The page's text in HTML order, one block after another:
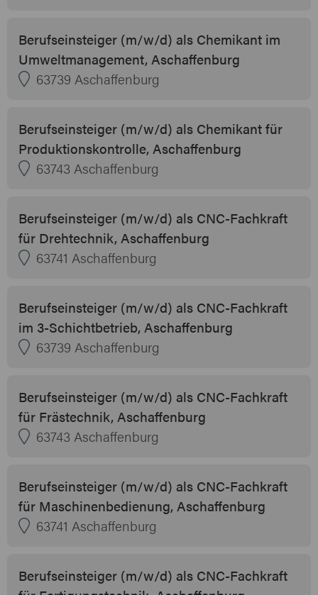
Berufseinsteiger (m/w/d) als Chemikant im
Umweltmanagement, Aschaffenburg
63739 Aschaffenburg
Berufseinsteiger (m/w/d) als Chemikant für
Produktionskontrolle, Aschaffenburg
63743 Aschaffenburg
Berufseinsteiger (m/w/d) als CNC-Fachkraft
für Drehtechnik, Aschaffenburg
63741 Aschaffenburg
Berufseinsteiger (m/w/d) als CNC-Fachkraft
im 3-Schichtbetrieb, Aschaffenburg
63739 Aschaffenburg
Berufseinsteiger (m/w/d) als CNC-Fachkraft
für Frästechnik, Aschaffenburg
63743 Aschaffenburg
Berufseinsteiger (m/w/d) als CNC-Fachkraft
für Maschinenbedienung, Aschaffenburg
63741 Aschaffenburg
Berufseinsteiger (m/w/d) als CNC-Fachkraft